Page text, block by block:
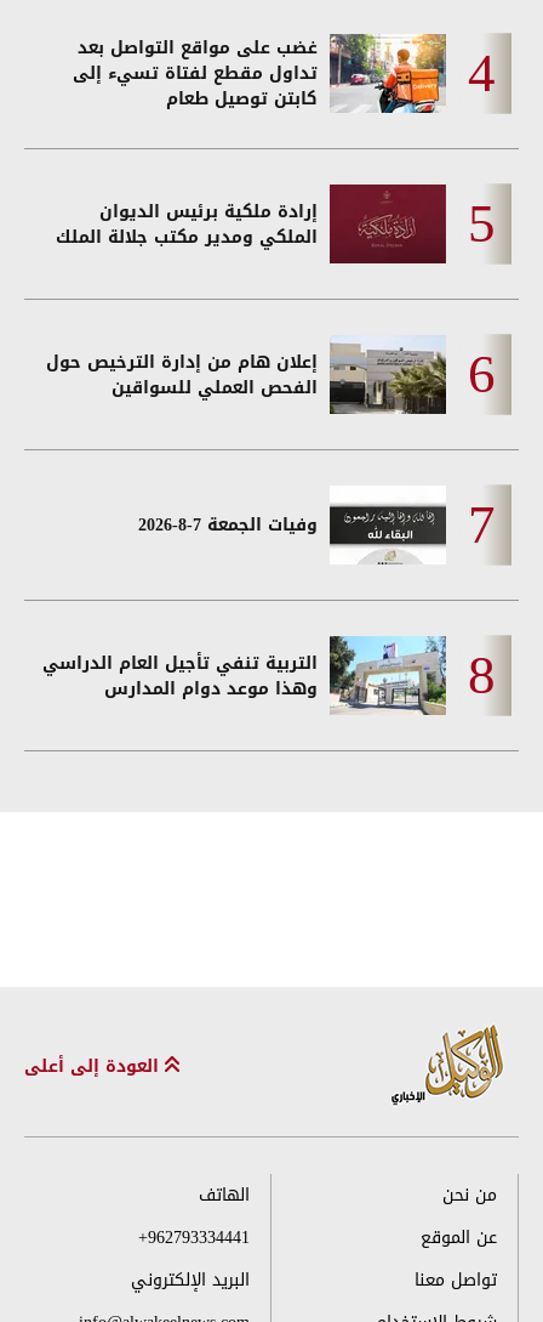
غضب على مواقع التواصل بعد
تداول مقطع لفتاة تسيء إلى
كابتن توصيل طعام
إرادة ملكية برئيس الديوان
الملكي ومدير مكتب جلالة الملك
إعلان هام من إدارة الترخيص حول
الفحص العملي للسواقين
وفيات الجمعة 7-8-2026
التربية تنفي تأجيل العام الدراسي
وهذا موعد دوام المدارس
العودة إلى أعلى
من نحن
عن الموقع
تواصل معنا
الهاتف
+962793334441
البريد الإلكتروني